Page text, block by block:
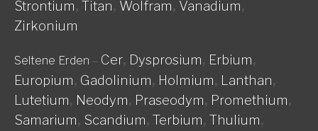
Strontium, Titan, Wolfram, Vanadium,
Zirkonium
Seltene Erden – Cer, Dysprosium, Erbium,
Europium, Gadolinium, Holmium, Lanthan,
Lutetium, Neodym, Praseodym, Promethium,
Samarium, Scandium, Terbium, Thulium,